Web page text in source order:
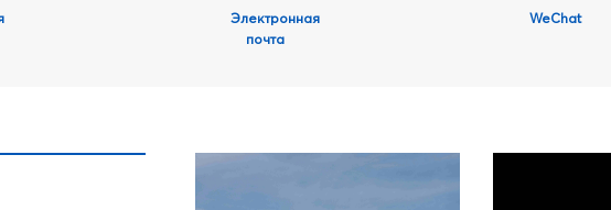
Электронная
почта
WeChat